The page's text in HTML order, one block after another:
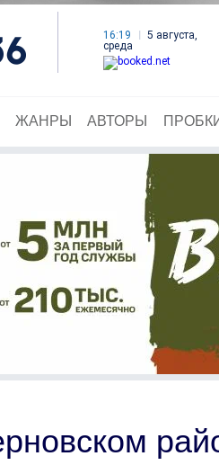
16:19
5 августа,
среда
ЖАНРЫ АВТОРЫ